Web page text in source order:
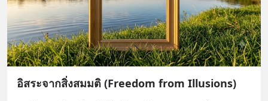
อิสระจากสิ่งสมมติ (Freedom from Illusions)